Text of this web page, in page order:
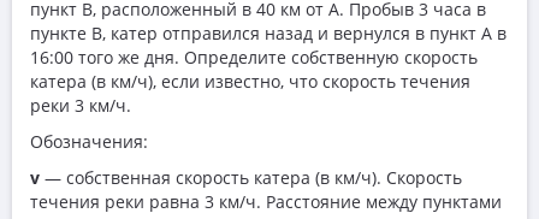
пункт В, расположенный в 40 км от А. Пробыв 3 часа в
пункте В, катер отправился назад и вернулся в пункт А в
16:00 того же дня. Определите собственную скорость
катера (в км/ч), если известно, что скорость течения
реки 3 км/ч.
Обозначения:
v — собственная скорость катера (в км/ч). Скорость
течения реки равна 3 км/ч. Расстояние между пунктами